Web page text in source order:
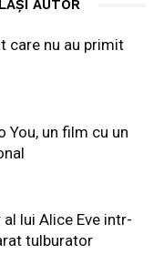
AUTOR
care nu au primit
You, un film cu un
lui Alice Eve intr-
tulburator